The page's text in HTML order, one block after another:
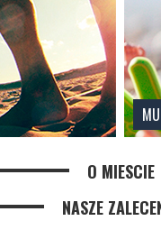
O MIESCIE
NASZE